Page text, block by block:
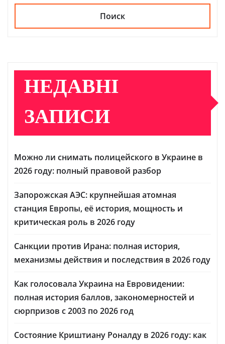
Поиск
НЕДАВНІ
ЗАПИСИ
Можно ли снимать полицейского в Украине в
2026 году: полный правовой разбор
Запорожская АЭС: крупнейшая атомная
станция Европы, её история, мощность и
критическая роль в 2026 году
Санкции против Ирана: полная история,
механизмы действия и последствия в 2026 году
Как голосовала Украина на Евровидении:
полная история баллов, закономерностей и
сюрпризов с 2003 по 2026 год
Состояние Криштиану Роналду в 2026 году: как